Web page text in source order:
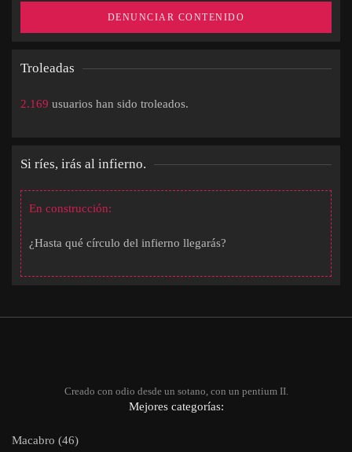
DENUNCIAR CONTENIDO
Troleadas
2.169 usuarios han sido troleados.
Si ríes, irás al infierno.
En construcción:
¿Hasta qué círculo del infierno llegarás?
Creado con odio desde un sotano, con un pentium II.
Mejores categorías:
Macabro (46)